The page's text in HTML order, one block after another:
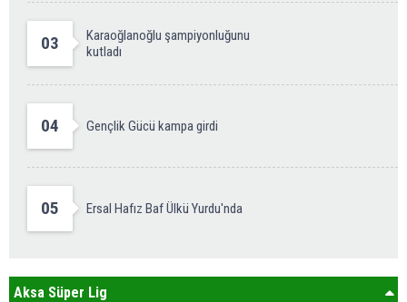
03
Karaoğlanoğlu şampiyonluğunu
kutladı
04 Gençlik Gücü kampa girdi
05 Ersal Hafız Baf Ülkü Yurdu'nda
Aksa Süper Lig